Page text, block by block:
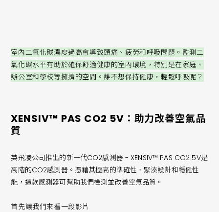
室內二氧化碳濃度過高會導致頭痛、疲勞和呼吸問題。監測二
氧化碳水平有助於確保舒適健康的室內環境，特別是在家庭、
辦公室和學校等擁擠的空間。誰不想保持健康，輕鬆呼吸呢？
XENSIV™ PAS CO2 5V：助力改善空氣品
質
英飛凌公司推出的新一代CO2感測器 - XENSIV™ PAS CO2 5V是
高階的CO2感測器。憑藉其極高的準確性、緊湊設計和穩健性
能，這款感測器可幫助我們檢測並改善空氣品質。
首先讓我們來看一段影片